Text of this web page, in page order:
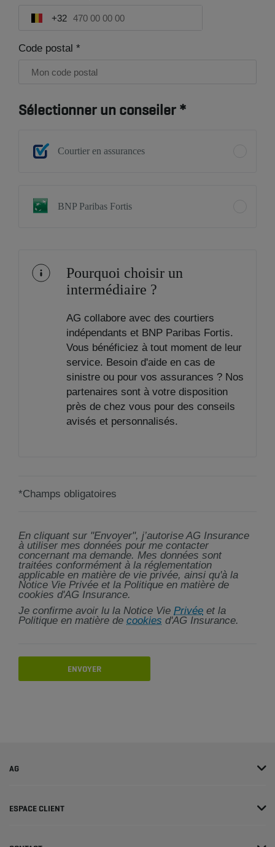
+32
Code postal *
Sélectionner un conseiler *
Courtier en assurances
BNP Paribas Fortis
Pourquoi choisir un
intermédiaire ?
AG collabore avec des courtiers
indépendants et BNP Paribas Fortis.
Vous bénéficiez à tout moment de leur
service. Besoin d'aide en cas de
sinistre ou pour vos assurances ? Nos
partenaires sont à votre disposition
près de chez vous pour des conseils
avisés et personnalisés.
*Champs obligatoires
En cliquant sur "Envoyer", j’autorise AG Insurance
à utiliser mes données pour me contacter
concernant ma demande. Mes données sont
traitées conformément à la réglementation
applicable en matière de vie privée, ainsi qu'à la
Notice Vie Privée et la Politique en matière de
cookies d'AG Insurance.
Je confirme avoir lu la Notice Vie Privée et la
Politique en matière de cookies d'AG Insurance.
ENVOYER
AG
ESPACE CLIENT